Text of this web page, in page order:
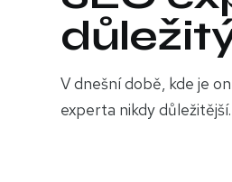
V dnešní době, kde je
experta nikdy